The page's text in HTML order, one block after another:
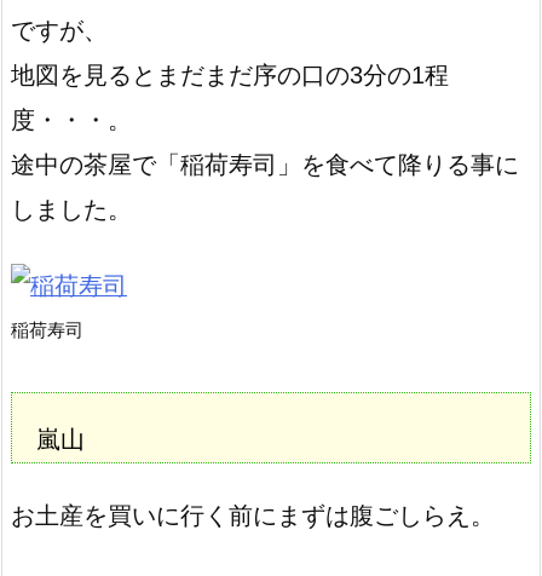
ですが、
地図を見るとまだまだ序の口の3分の1程
度・・・。
途中の茶屋で「稲荷寿司」を食べて降りる事に
しました。
稲荷寿司
嵐山
お土産を買いに行く前にまずは腹ごしらえ。